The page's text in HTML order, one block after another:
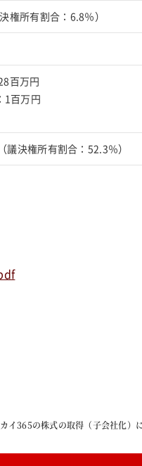
権所有割合：6.8％）
百万円
1百万円
決権所有割合：52.3％）
イ365の株式の取得（子会社化）